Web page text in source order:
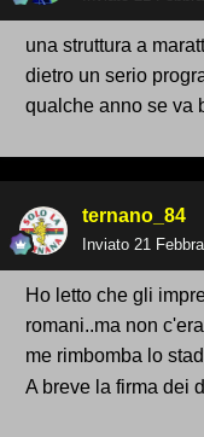
una struttura a
dietro un serio
qualche anno se va
ternano_84
Inviato 21
Ho letto che gli
romani..ma non
me rimbomba lo
A breve la firma dei